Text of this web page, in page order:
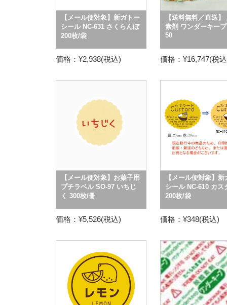
【メール便対象】新ガトー
シール NC-631 さくらんぼ
200枚/袋
価格：¥2,938(税込)
【送料無料／直送】
素剤 ワンダーキー
50
価格：¥16,747(税
【メール便対象】お菓子用
プチラベル SO-97 いちじ
く 300枚/冊
価格：¥5,526(税込)
【メール便対象】新
シール NC-610 カス
200枚/袋
価格：¥348(税込)